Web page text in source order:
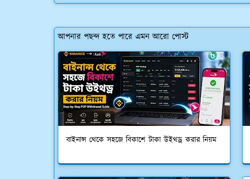
আপনার পছন্দ হতে পারে এমন আরো পোস্ট
বাইনান্স থেকে সহজে বিকাশে টাকা উইথড্র করার নিয়ম